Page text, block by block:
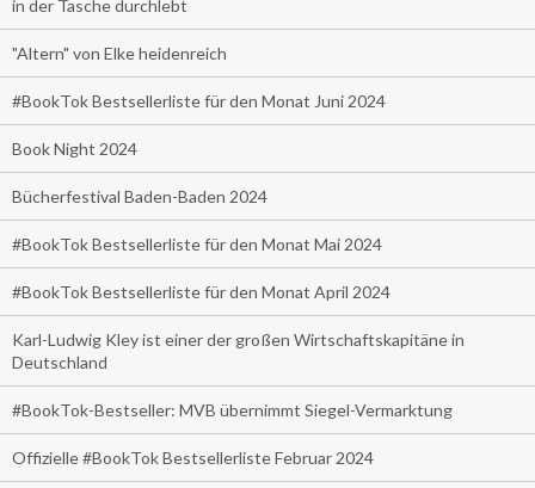
in der Tasche durchlebt
"Altern" von Elke heidenreich
#BookTok Bestsellerliste für den Monat Juni 2024
Book Night 2024
Bücherfestival Baden-Baden 2024
#BookTok Bestsellerliste für den Monat Mai 2024
#BookTok Bestsellerliste für den Monat April 2024
Karl-Ludwig Kley ist einer der großen Wirtschaftskapitäne in
Deutschland
#BookTok-Bestseller: MVB übernimmt Siegel-Vermarktung
Offizielle #BookTok Bestsellerliste Februar 2024